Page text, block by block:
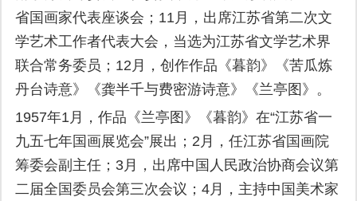
省国画家代表座谈会；11月，出席江苏省第二次文
学艺术工作者代表大会，当选为江苏省文学艺术界
联合常务委员；12月，创作作品《暮韵》《苦瓜炼
丹台诗意》《龚半千与费密游诗意》《兰亭图》。
1957年1月，作品《兰亭图》《暮韵》在“江苏省一
九五七年国画展览会”展出；2月，任江苏省国画院
筹委会副主任；3月，出席中国人民政治协商会议第
二届全国委员会第三次会议；4月，主持中国美术家